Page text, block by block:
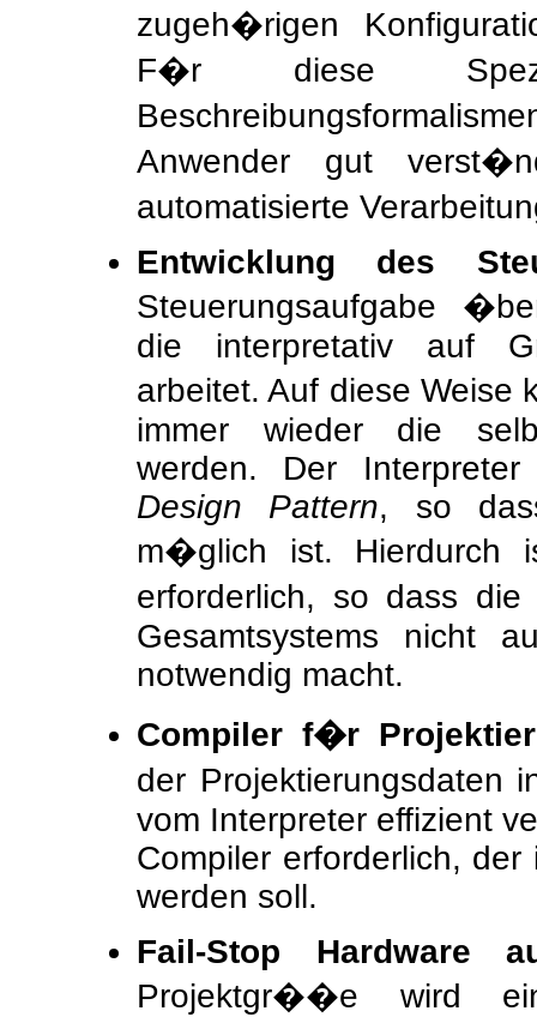
zugeh�rigen
F�r diese
Anwender gut
automatisierte
Entwicklung des
Steuerungsaufgabe
die interpretativ auf
arbeitet. Auf diese
immer wieder die
werden. Der
Design Pattern, so
m�glich ist. Hierdurch
erforderlich, so dass
Gesamtsystems nicht
notwendig macht.
Compiler f�r
der Projektierungsdaten
vom Interpreter effizient
Compiler erforderlich,
werden soll.
Fail-Stop Hardware
Projektgr��e wird